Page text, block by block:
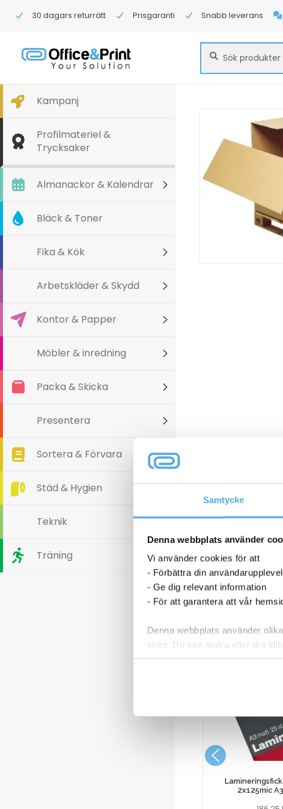
Samtycke
Denna webbplats använder
Vi använder cookies för att
- Förbättra din
- Ge dig relevant information
- För att garantera att vår
Denna webbplats använder
sidor. Du kan ändra eller dra
30 dagars returrätt Prisgaranti Snabb leverans
Sök
efter:
Sök
Kampanj
Profilmateriel &
Trycksaker
Almanackor & Kalendrar
Bläck & Toner
Fika & Kök
Arbetskläder & Skydd
Kontor & Papper
Möbler & inredning
Packa & Skicka
Presentera
Sortera & Förvara
Städ & Hygien
Teknik
Träning
2x125mic